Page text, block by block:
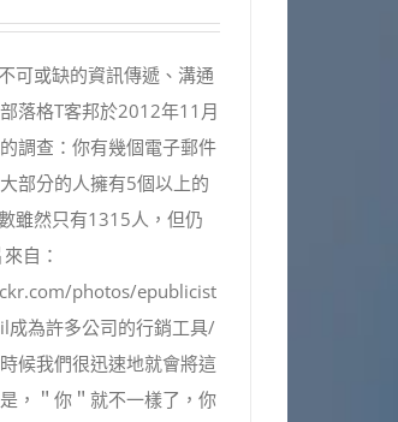
可或缺的資訊傳遞、溝通
落格T客邦於2012年11月
調查：你有幾個電子郵件
部分的人擁有5個以上的
雖然只有1315人，但仍
自：
photos/epublicist
成為許多公司的行銷工具/
候我們很迅速地就會將這
，＂你＂就不一樣了，你